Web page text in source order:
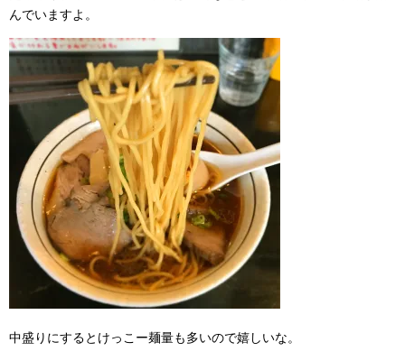
んでいますよ。
中盛りにするとけっこー麺量も多いので嬉しいな。